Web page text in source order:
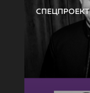
СПЕЦПРОЕКТ